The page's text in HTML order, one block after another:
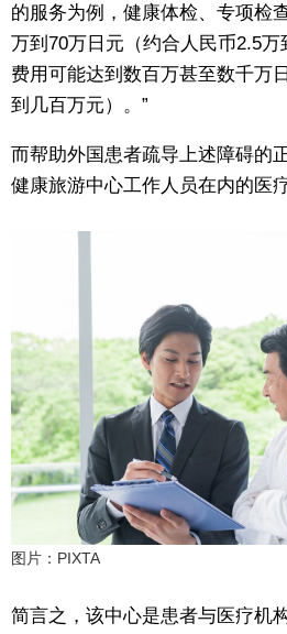
的服务为例，健康体检、专项检
万到70万日元（约合人民币2.5
费用可能达到数百万甚至数千万
到几百万元）。”
而帮助外国患者疏导上述障碍的
健康旅游中心工作人员在内的医
图片：PIXTA
简言之，该中心是患者与医疗机